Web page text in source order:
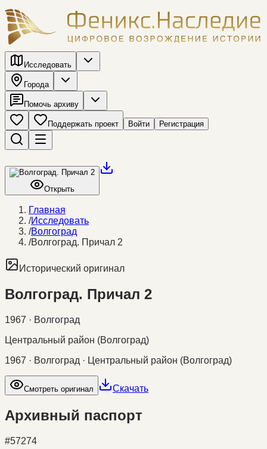
Исследовать
Города
Помочь архиву
Поддержать проект Войти Регистрация
Открыть
Главная
/Исследовать
/Волгоград
/Волгоград. Причал 2
Исторический оригинал
Волгоград. Причал 2
1967 · Волгоград
Центральный район (Волгоград)
1967 · Волгоград · Центральный район (Волгоград)
Смотреть оригинал Скачать
Архивный паспорт
#57274